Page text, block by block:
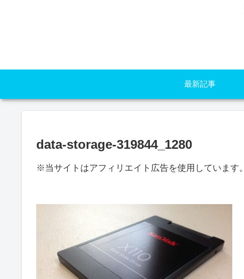
最新記事
data-storage-319844_1280
※当サイトはアフィリエイト広告を使用しています。